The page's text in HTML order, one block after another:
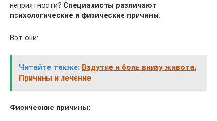
неприятности? Специалисты различают
психологические и физические причины.
Вот они:
Читайте также: Вздутие и боль внизу живота.
Причины и лечение
Физические причины: